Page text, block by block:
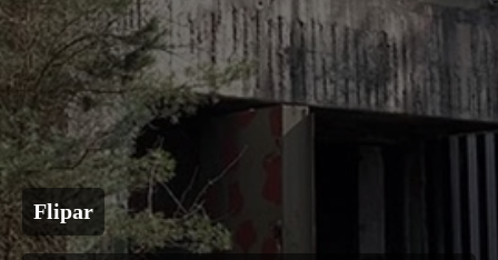
Flipar